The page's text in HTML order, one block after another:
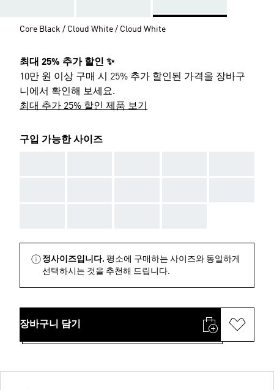
Core Black / Cloud White / Cloud White
최대 25% 추가 할인 ✨
10만 원 이상 구매 시 25% 추가 할인된 가격을 장바구
니에서 확인해 보세요.
최대 추가 25% 할인 제품 보기
구입 가능한 사이즈
정사이즈입니다. 평소에 구매하는 사이즈와 동일하게
선택하시는 것을 추천해 드립니다.
장바구니 담기